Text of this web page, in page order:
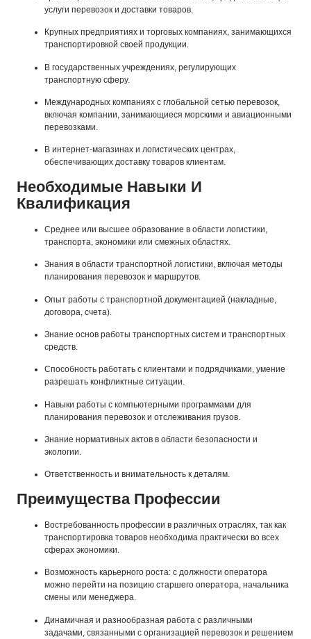
услуги перевозок и доставки товаров.
Крупных предприятиях и торговых компаниях, занимающихся
транспортировкой своей продукции.
В государственных учреждениях, регулирующих
транспортную сферу.
Международных компаниях с глобальной сетью перевозок,
включая компании, занимающиеся морскими и авиационными
перевозками.
В интернет-магазинах и логистических центрах,
обеспечивающих доставку товаров клиентам.
Необходимые Навыки И
Квалификация
Среднее или высшее образование в области логистики,
транспорта, экономики или смежных областях.
Знания в области транспортной логистики, включая методы
планирования перевозок и маршрутов.
Опыт работы с транспортной документацией (накладные,
договора, счета).
Знание основ работы транспортных систем и транспортных
средств.
Способность работать с клиентами и подрядчиками, умение
разрешать конфликтные ситуации.
Навыки работы с компьютерными программами для
планирования перевозок и отслеживания грузов.
Знание нормативных актов в области безопасности и
экологии.
Ответственность и внимательность к деталям.
Преимущества Профессии
Востребованность профессии в различных отраслях, так как
транспортировка товаров необходима практически во всех
сферах экономики.
Возможность карьерного роста: с должности оператора
можно перейти на позицию старшего оператора, начальника
смены или менеджера.
Динамичная и разнообразная работа с различными
задачами, связанными с организацией перевозок и решением